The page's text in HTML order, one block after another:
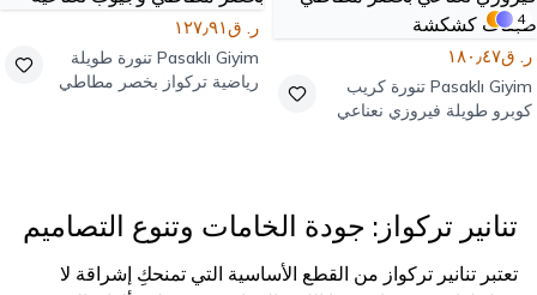
4
ر. ق١٨٠٫٤٧
Pasaklı Giyim تنورة كريب
كوبرو طويلة فيروزي نعناعي
ر. ق١٢٧٫٩١
Pasaklı Giyim تنورة طويلة
رياضية تركواز بخصر مطاطي
تنانير تركواز: جودة الخامات وتنوع التصاميم
تعتبر تنانير تركواز من القطع الأساسية التي تمنحكِ إشراقة لا